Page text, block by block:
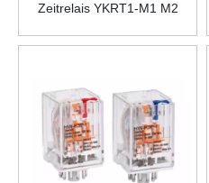
Zeitrelais YKRT1-M1 M2